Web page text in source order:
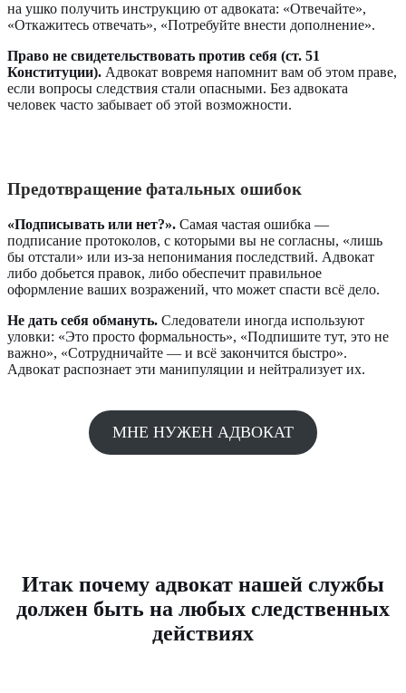
на ушко получить инструкцию от адвоката: «Отвечайте»,
«Откажитесь отвечать», «Потребуйте внести дополнение».
Право не свидетельствовать против себя (ст. 51
Конституции). Адвокат вовремя напомнит вам об этом праве,
если вопросы следствия стали опасными. Без адвоката
человек часто забывает об этой возможности.
Предотвращение фатальных ошибок
«Подписывать или нет?». Самая частая ошибка —
подписание протоколов, с которыми вы не согласны, «лишь
бы отстали» или из-за непонимания последствий. Адвокат
либо добьется правок, либо обеспечит правильное
оформление ваших возражений, что может спасти всё дело.
Не дать себя обмануть. Следователи иногда используют
уловки: «Это просто формальность», «Подпишите тут, это не
важно», «Сотрудничайте — и всё закончится быстро».
Адвокат распознает эти манипуляции и нейтрализует их.
МНЕ НУЖЕН АДВОКАТ
Итак почему адвокат нашей службы
должен быть на любых следственных
действиях